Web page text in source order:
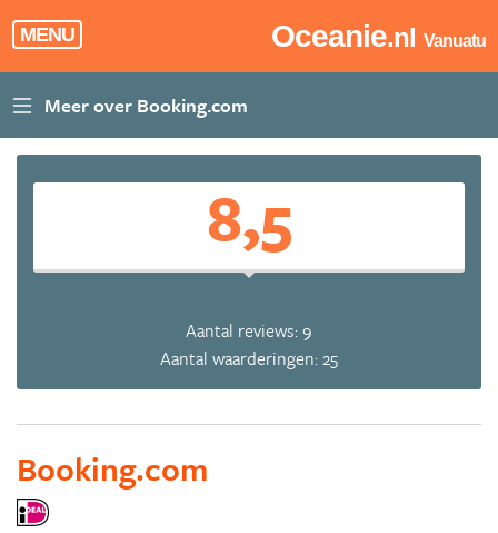
MENU Oceanie.nl Vanuatu
8,5
Aantal reviews: 9
Aantal waarderingen: 25
Booking.com